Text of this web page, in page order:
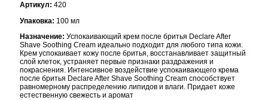
Артикул: 420
Упаковка: 100 мл
Назначение: Успокаивающий крем после бритья Declare After
Shave Soothing Cream идеально подходит для любого типа кожи.
Крем успокаивает кожу после бритья, восстанавливает защитный
слой клеток, устраняет первые признаки раздражения и
покраснения. Интенсивное воздействие успокаивающего крема
после бритья Declare After Shave Soothing Cream способствует
равномерному распределению липидов и влаги. Придает коже
естественную свежесть и аромат